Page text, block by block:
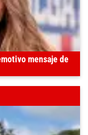
mensaje de